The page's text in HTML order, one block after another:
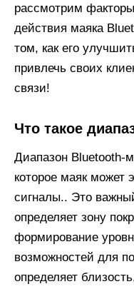
рассмотрим
действия маяка
том, как его
привлечь своих
связи!
Что такое
Диапазон Bluetooth-
которое маяк может
сигналы.. Это
определяет зону
формирование
возможностей для
определяет